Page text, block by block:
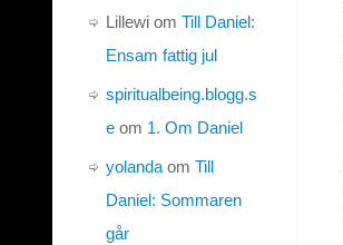
Lillewi om Till Daniel:
Ensam fattig jul
spiritualbeing.blogg.s
e om 1. Om Daniel
yolanda om Till
Daniel: Sommaren
går